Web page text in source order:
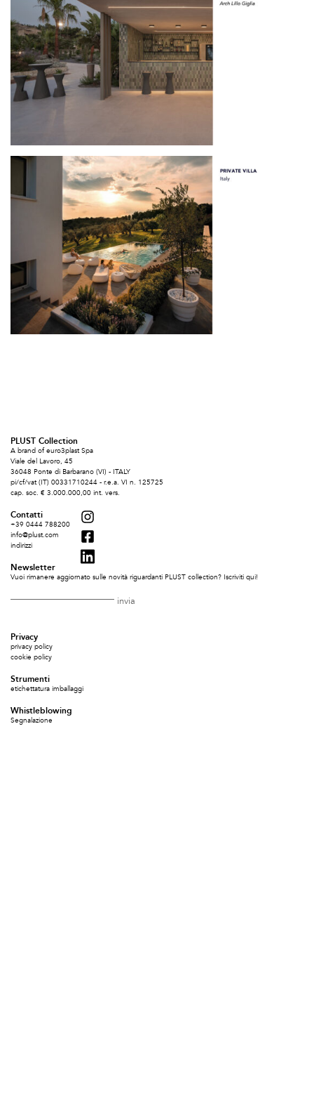
PLUST Collection
A brand of euro3plast Spa
Viale del Lavoro, 45
36048 Ponte di Barbarano (VI) - ITALY
pi/cf/vat (IT) 00331710244 - r.e.a. VI n. 125725
cap. soc. € 3.000.000,00 int. vers.
Contatti
+39 0444 788200
info@plust.com
indirizzi
Newsletter
Vuoi rimanere aggiornato sulle novità riguardanti PLUST collection? Iscriviti qui!
Privacy
privacy policy
cookie policy
Strumenti
etichettatura imballaggi
Whistleblowing
Segnalazione